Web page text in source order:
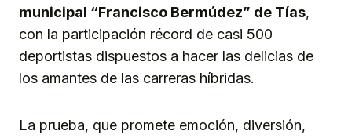
municipal “Francisco Bermúdez” de Tías,
con la participación récord de casi 500
deportistas dispuestos a hacer las delicias de
los amantes de las carreras híbridas.
La prueba, que promete emoción, diversión,